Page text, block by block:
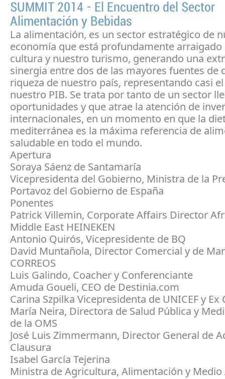
SUMMIT 2014 - El Encuentro del Sector
Alimentación y Bebidas
La alimentación, es un sector estratégico de
economía que está profundamente arraigado
cultura y nuestro turismo, generando una
sinergia entre dos de las mayores fuentes de
riqueza de nuestro país, representando casi el
nuestro PIB. Se trata por tanto de un sector
oportunidades y que atrae la atención de
internacionales, en un momento en que la
mediterránea es la máxima referencia de
saludable en todo el mundo.
Apertura
Soraya Sáenz de Santamaría
Vicepresidenta del Gobierno, Ministra de la
Portavoz del Gobierno de España
Ponentes
Patrick Villemin, Corporate Affairs Director
Middle East HEINEKEN
Antonio Quirós, Vicepresidente de BQ
David Muntañola, Director Comercial y de
CORREOS
Luis Galindo, Coacher y Conferenciante
Amuda Goueli, CEO de Destinia.com
Carina Szpilka Vicepresidenta de UNICEF y Ex
María Neira, Directora de Salud Pública y
de la OMS
José Luis Zimmermann, Director General de
Clausura
Isabel García Tejerina
Ministra de Agricultura, Alimentación y